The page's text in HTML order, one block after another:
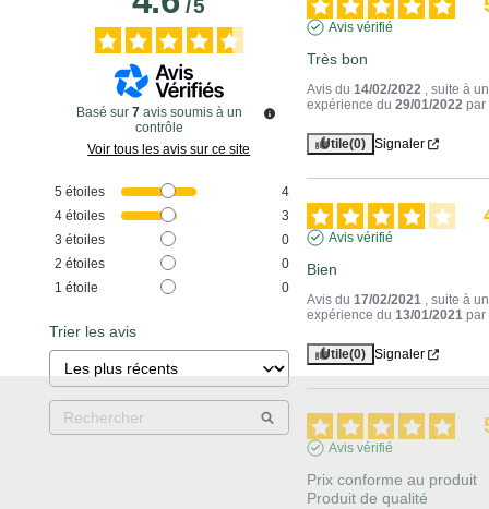
/5
Basé sur 7 avis soumis à un
contrôle
Voir tous les avis sur ce site
5 étoiles
4
4 étoiles
3
3 étoiles
0
2 étoiles
0
1 étoile 0
Trier les avis
Avis vérifié
Très bon
Avis du14/02/2022 , suite à
expérience du29/01/2022 par
Utile(0) Signaler
Avis vérifié
Bien
Avis du17/02/2021 , suite à
expérience du13/01/2021 par
Utile(0) Signaler
Avis vérifié
Prix conforme au produit
Produit de qualité